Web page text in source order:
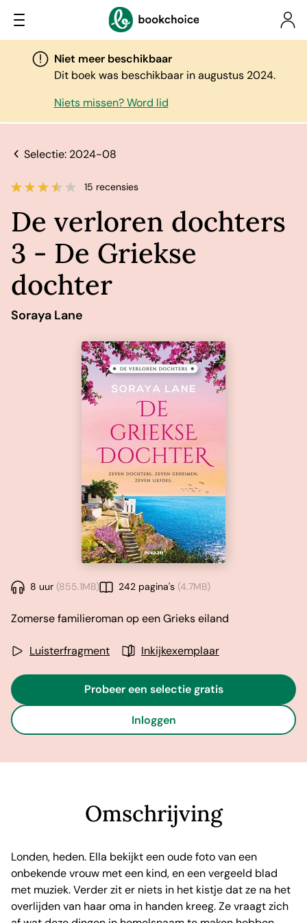
Niet meer beschikbaar
Dit boek was beschikbaar in augustus 2024.
Niets missen? Word lid
Selectie: 2024-08
15 recensies
De verloren dochters
3 - De Griekse
dochter
Soraya Lane
8 uur (855.1MB) 242 pagina's (4.7MB)
Zomerse familieroman op een Grieks eiland
Luisterfragment Inkijkexemplaar
Probeer een selectie gratis
Inloggen
Omschrijving
Londen, heden. Ella bekijkt een oude foto van een
onbekende vrouw met een kind, en een vergeeld blad
met muziek. Verder zit er niets in het kistje dat ze na het
overlijden van haar oma in handen kreeg. Ze vraagt zich